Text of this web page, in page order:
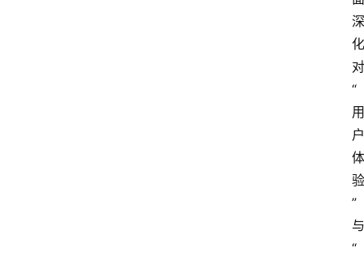
深
化
对
“
用
户
体
验
”
与
“